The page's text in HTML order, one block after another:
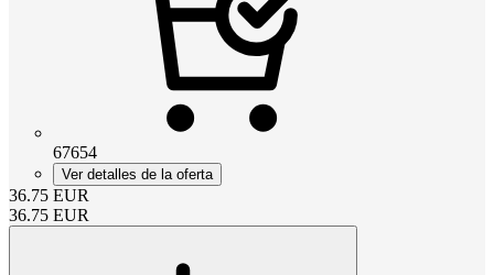
67654
Ver detalles de la oferta
36.75 EUR
36.75 EUR